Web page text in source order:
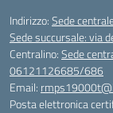
Indirizzo:Sede
Sede succursale: via
Centralino:Sede
06121126685/686
Email:
Posta elettronica